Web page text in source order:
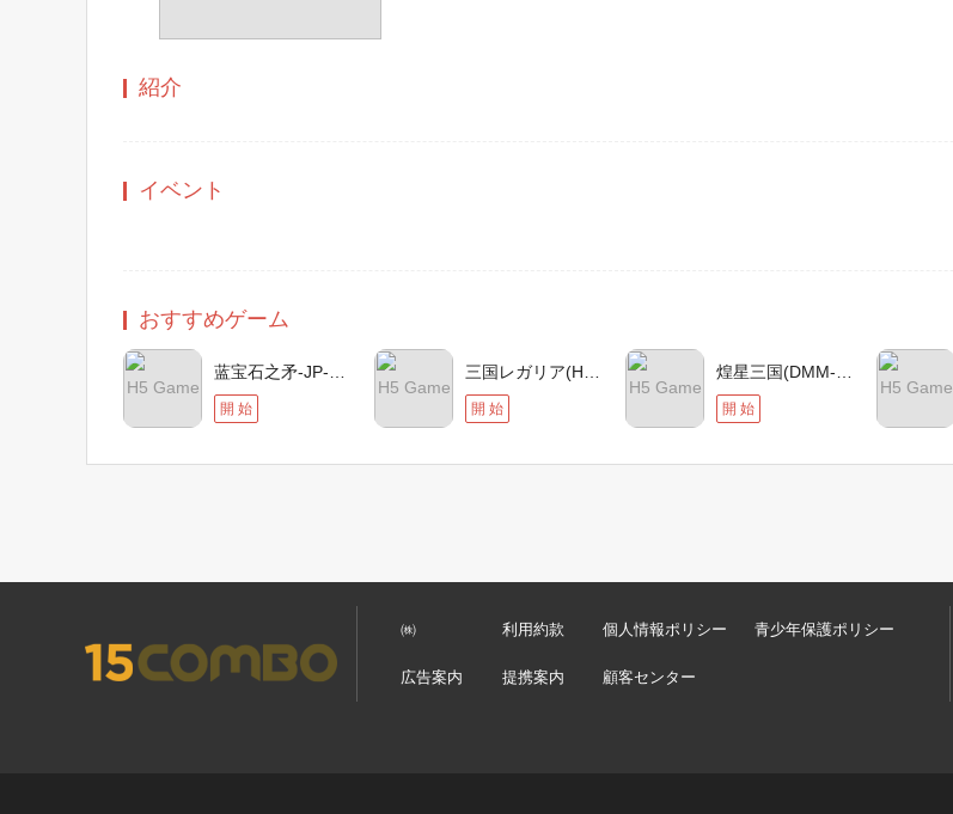
紹介
イベント
おすすめゲーム
H5 Game
開 始
H5 Game
開 始
H5 Game
開 始
H5 Game
㈱ 利用約款 個人情報ポリシー 青少年保護ポリシー
広告案内 提携案内 顧客センター